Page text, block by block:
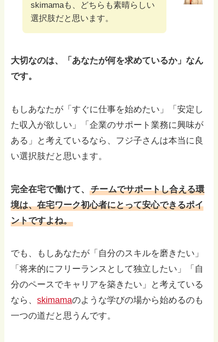
skimamaも、どちらも素晴らしい
選択肢だと思います。
大切なのは、「あなたが何を求めているか」なん
です。
もしあなたが「すぐに仕事を始めたい」「安定し
た収入が欲しい」「企業のサポート業務に興味が
ある」と考えているなら、フジ子さんは本当に良
い選択肢だと思います。
完全在宅で働けて、チームでサポートし合える環
境は、在宅ワーク初心者にとって安心できるポイ
ントですよね。
でも、もしあなたが「自分のスキルを磨きたい」
「将来的にフリーランスとして独立したい」「自
分のペースでキャリアを築きたい」と考えている
なら、skimamaのような学びの場から始めるのも
一つの道だと思うんです。